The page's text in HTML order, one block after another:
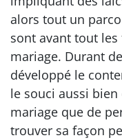
alors tout un
sont avant tout
mariage. Durant
développé le
le souci aussi
mariage que de
trouver sa façon